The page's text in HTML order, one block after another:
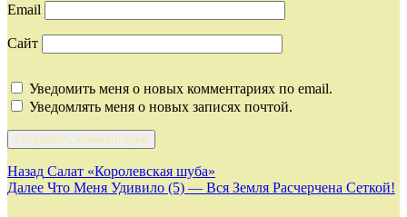
Email
Сайт
Уведомить меня о новых комментариях по email.
Уведомлять меня о новых записях почтой.
Навигация
по
Назад Предыдущая
запись:
Салат «Королевская шуба»
Далее Следующая
Что Меня Удивило (5) — Вся Земля Расчерчена Сеткой!